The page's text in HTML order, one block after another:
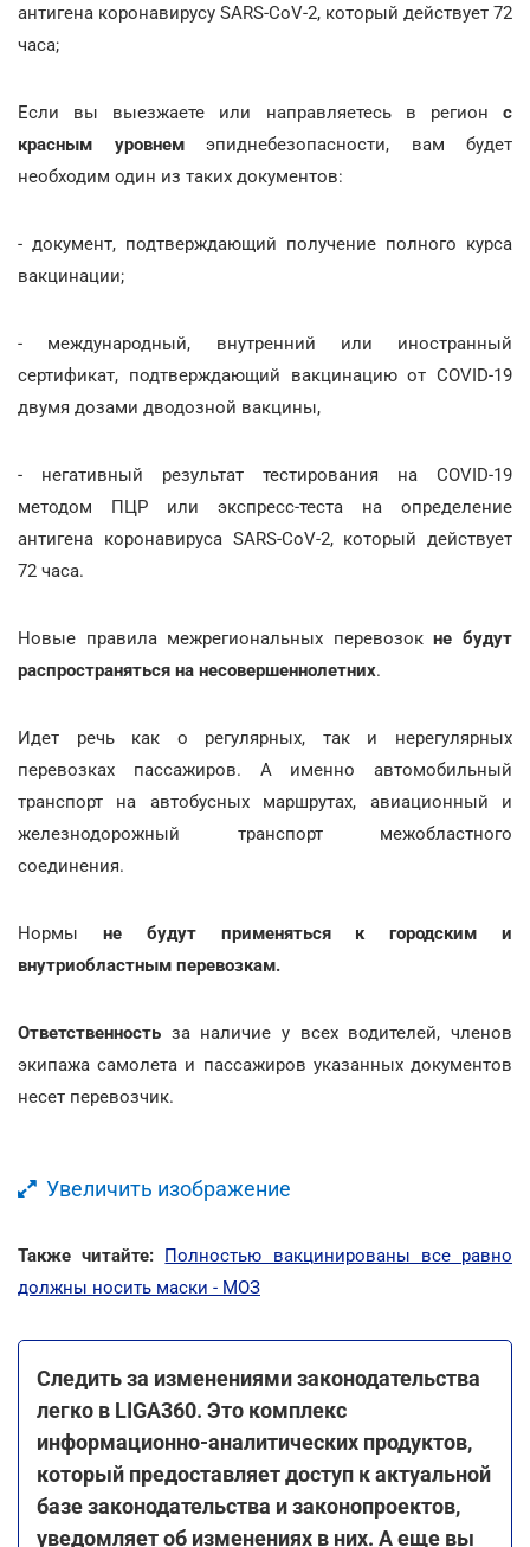
антигена коронавирусу SARS-CoV-2, который действует 72
часа;
Если вы выезжаете или направляетесь в регион с
красным уровнемэпиднебезопасности, вам будет
необходим один из таких документов:
- документ, подтверждающий получение полного курса
вакцинации;
- международный, внутренний или иностранный
сертификат, подтверждающий вакцинацию от COVID-19
двумя дозами дводозной вакцины,
- негативный результат тестирования на COVID-19
методом ПЦР или экспресс-теста на определение
антигена коронавируса SARS-CoV-2, который действует
72 часа.
Новые правила межрегиональных перевозокне будут
распространяться на несовершеннолетних.
Идет речь как о регулярных, так и нерегулярных
перевозках пассажиров. А именно автомобильный
транспорт на автобусных маршрутах, авиационный и
железнодорожный транспорт межобластного
соединения.
Нормы не будут применяться к городским и
внутриобластным перевозкам.
Ответственность за наличие у всех водителей, членов
экипажа самолета и пассажиров указанных документов
несет перевозчик.
Увеличить изображение
Также читайте: Полностью вакцинированы все равно
должны носить маски - МОЗ
Следить за изменениями законодательства
легко в LIGA360. Это комплекс
информационно-аналитических продуктов,
который предоставляет доступ к актуальной
базе законодательства и законопроектов,
уведомляет об изменениях в них. А еще вы